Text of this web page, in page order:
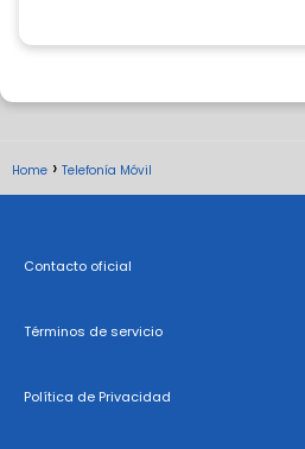
Home Telefonía Móvil
Contacto oficial
Términos de servicio
Política de Privacidad